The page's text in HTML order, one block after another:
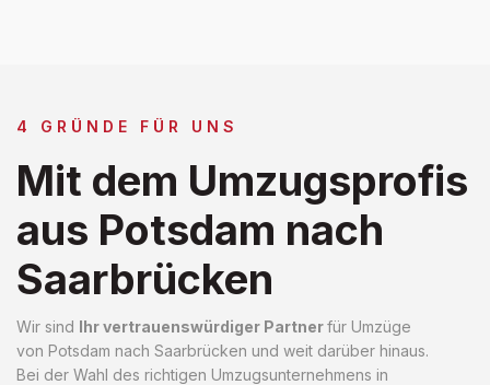
4 GRÜNDE FÜR UNS
Mit dem Umzugsprofis
aus Potsdam nach
Saarbrücken
Wir sind Ihr vertrauenswürdiger Partnerfür Umzüge
von Potsdam nach Saarbrücken und weit darüber hinaus.
Bei der Wahl des richtigen Umzugsunternehmens in